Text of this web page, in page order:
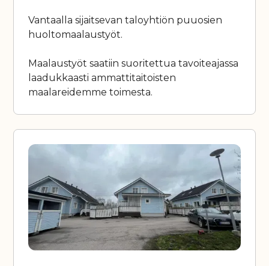
Vantaalla sijaitsevan taloyhtiön puuosien
huoltomaalaustyöt.
Maalaustyöt saatiin suoritettua tavoiteajassa
laadukkaasti ammattitaitoisten
maalareidemme toimesta.